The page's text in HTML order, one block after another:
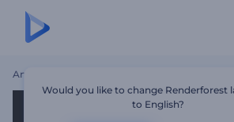
Ana Sayfa
Would you like to change Renderforest
to English?